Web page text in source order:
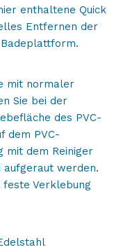
enthaltene Quick
Entfernen der
mit normaler
Sie bei der
des PVC-
dem PVC-
mit dem Reiniger
aufgeraut werden.
feste Verklebung